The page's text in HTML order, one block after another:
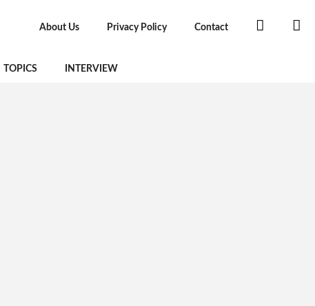
About Us Privacy Policy Contact
TOPICS INTERVIEW